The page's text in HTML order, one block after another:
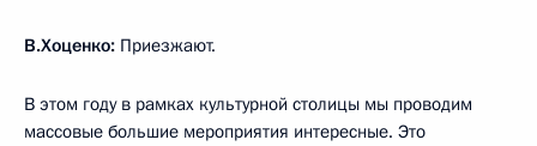
В.Хоценко: Приезжают.
В этом году в рамках культурной столицы мы проводим
массовые большие мероприятия интересные. Это